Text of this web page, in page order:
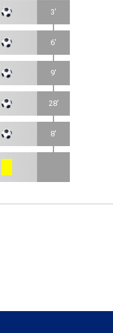
3'
6'
9'
28'
8'